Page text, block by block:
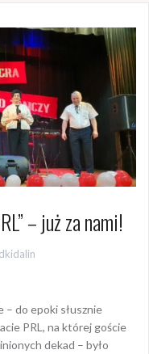
– już za nami!
dkidalin
– do epoki słusznie
PRL, na której goście
dekad – było